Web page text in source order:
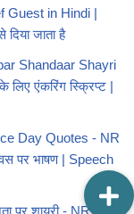
Guest in Hindi |
जाता है
Shandaar Shayri
लिए एंकरिंग स्क्रिप्ट |
Day Quotes - NR
पर भाषण | Speech
पर शायरी - NR